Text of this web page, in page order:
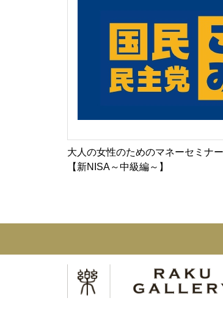
大人の女性のためのマネーセミナ
【新NISA～中級編～】